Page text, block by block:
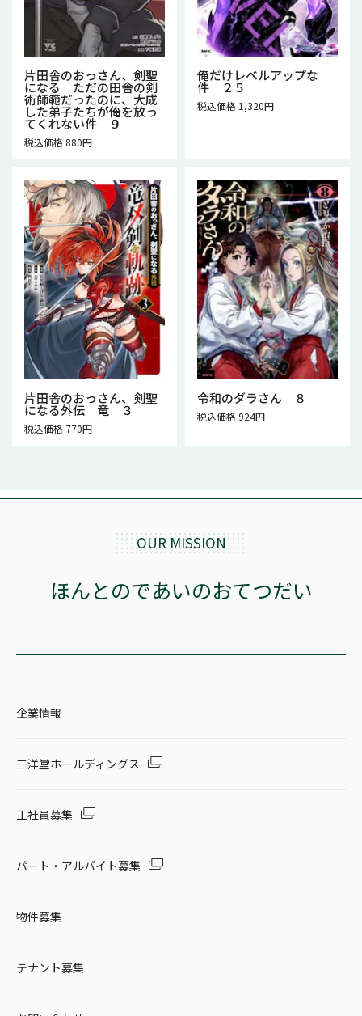
片田舎のおっさん、剣聖
になる ただの田舎の剣
術師範だったのに、大成
した弟子たちが俺を放っ
てくれない件 ９
税込価格 880円
俺だけレベルアップな
件 ２５
税込価格 1,320円
片田舎のおっさん、剣聖
になる外伝 竜 ３
税込価格 770円
令和のダラさん ８
税込価格 924円
OUR MISSION
ほんとのであいのおてつだい
企業情報
三洋堂ホールディングス
正社員募集
パート・アルバイト募集
物件募集
テナント募集